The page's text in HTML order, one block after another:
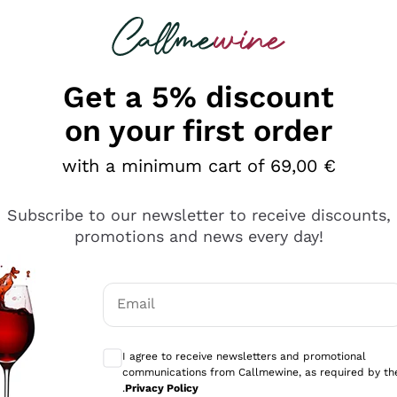
looking for
diversi e con un ampio range di prezzo. Le
Get a 5% discount
on your first order
with a minimum cart of 69,00 €
Subscribe to our newsletter to receive discounts,
promotions and news every day!
Email
I agree to receive newsletters and promotional
communications from Callmewine, as required by
.Privacy Policy